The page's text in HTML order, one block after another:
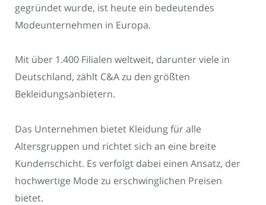
gegründet wurde, ist heute ein bedeutendes
Modeunternehmen in Europa.
Mit über 1.400 Filialen weltweit, darunter viele in
Deutschland, zählt C&A zu den größten
Bekleidungsanbietern.
Das Unternehmen bietet Kleidung für alle
Altersgruppen und richtet sich an eine breite
Kundenschicht. Es verfolgt dabei einen Ansatz, der
hochwertige Mode zu erschwinglichen Preisen
bietet.